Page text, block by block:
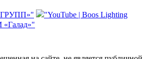
"YouTube | Boos Lighting